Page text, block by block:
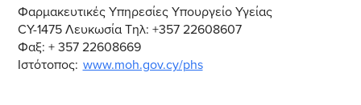
Φαρμακευτικές Υπηρεσίες Υπουργείο Υγείας
CY-1475 Λευκωσία Τηλ: +357 22608607
Φαξ: + 357 22608669
Ιστότοπος: www.moh.gov.cy/phs